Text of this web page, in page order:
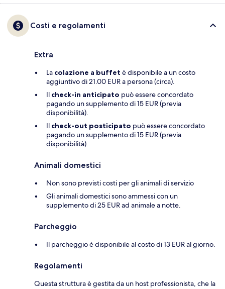
Costi e regolamenti
Extra
La colazione a buffet è disponibile a un costo
aggiuntivo di 21.00 EUR a persona (circa).
Il check-in anticipato può essere concordato
pagando un supplemento di 15 EUR (previa
disponibilità).
Il check-out posticipato può essere concordato
pagando un supplemento di 15 EUR (previa
disponibilità).
Animali domestici
Non sono previsti costi per gli animali di servizio
Gli animali domestici sono ammessi con un
supplemento di 25 EUR ad animale a notte.
Parcheggio
Il parcheggio è disponibile al costo di 13 EUR al giorno.
Regolamenti
Questa struttura è gestita da un host professionista, che la